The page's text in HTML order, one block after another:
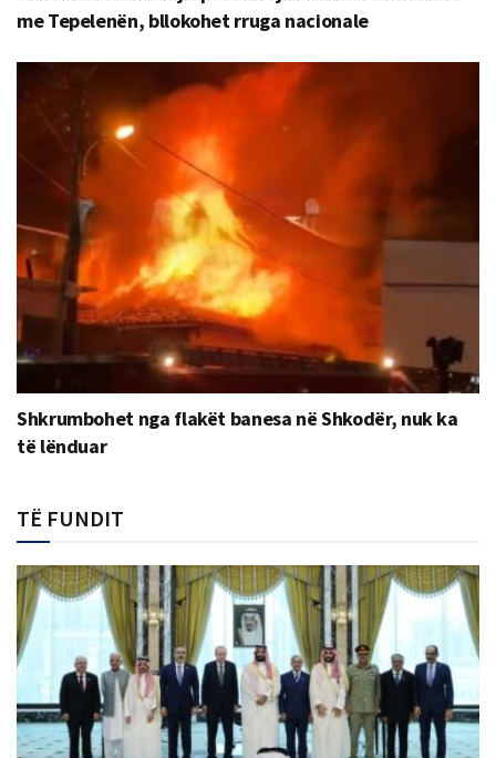
me Tepelenën, bllokohet rruga nacionale
Shkrumbohet nga flakët banesa në Shkodër, nuk ka
të lënduar
TË FUNDIT